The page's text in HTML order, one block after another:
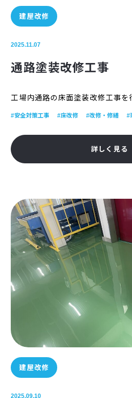
建屋改修
2025.11.07
通路塗装改修工事
工場内通路の床面塗装改修工事を
#安全対策工事 #床改修 #改修・修繕 #
詳しく見る
建屋改修
2025.09.10